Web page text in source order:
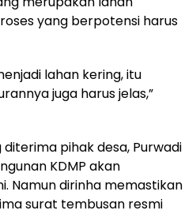
yang berpotensi harus
lahan kering, itu
juga harus jelas,”
pihak desa, Purwadi
KDMP akan
Namun dirinha memastikan
surat tembusan resmi